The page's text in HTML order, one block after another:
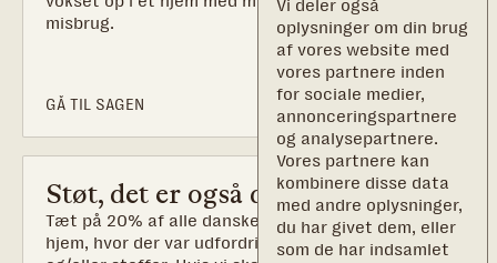
GÅ TIL SAGEN
misbrug.
Støt, det er også din sag
Tæt på 20% af alle danskere er vokset op i et
hjem, hvor der var udfordringer med alkohol
Vi deler også
oplysninger om din brug
af vores website med
vores partnere inden
for sociale medier,
annonceringspartnere
og analysepartnere.
Vores partnere kan
kombinere disse data
med andre oplysninger,
du har givet dem, eller
som de har indsamlet